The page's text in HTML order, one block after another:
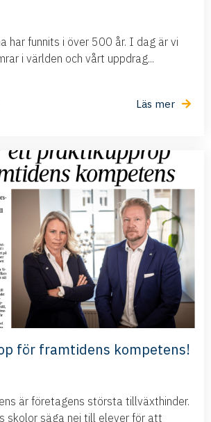
har funnits i över 500 år. I dag är vi
i världen och vårt uppdrag...
Läs mer
för framtidens kompetens!
är företagens största tillväxthinder.
skolor säga nej till elever för att